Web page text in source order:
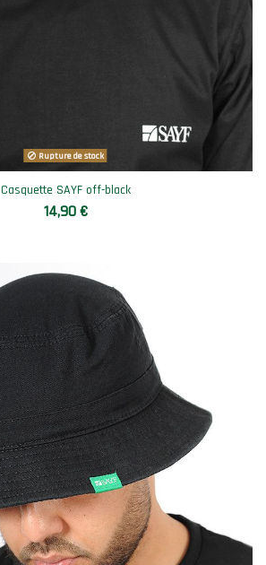
Rupture de stock
Casquette SAYF off-black
14,90 €